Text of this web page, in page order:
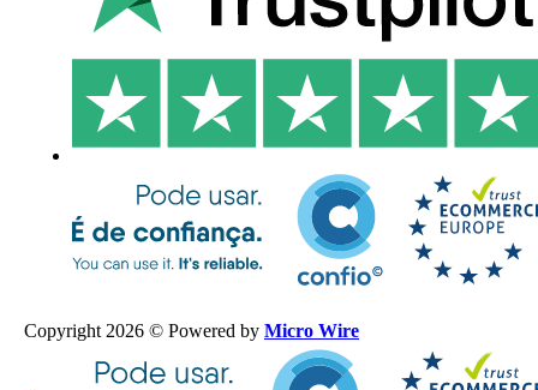
Copyright 2026 © Powered by Micro Wire